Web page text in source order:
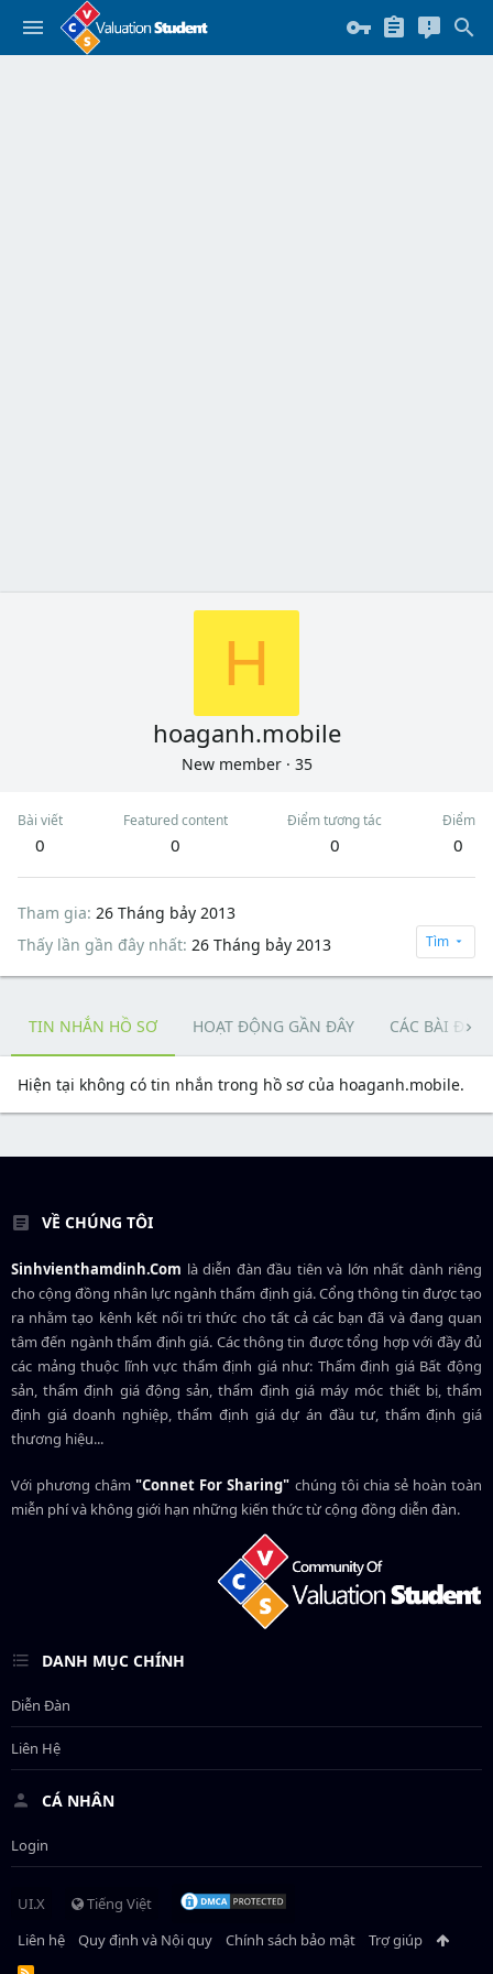
H
hoaganh.mobile
New member · 35
Bài viết
0
Featured content
0
Điểm tương tác
0
Điểm
0
Tham gia 26 Tháng bảy 2013
Thấy lần gần đây nhất 26 Tháng bảy 2013 Tìm
TIN NHẮN HỒ SƠ HOẠT ĐỘNG GẦN ĐÂY CÁC BÀI
Hiện tại không có tin nhắn trong hồ sơ của hoaganh.mobile.
VỀ CHÚNG TÔI
Sinhvienthamdinh.Com là diễn đàn đầu tiên và lớn nhất dành riêng
cho cộng đồng nhân lực ngànhthẩm định giá. Cổng thông tin được tạo
ra nhằm tạo kênh kết nối tri thức cho tất cả các bạn đã và đang quan
tâm đến ngành thẩm định giá. Các thông tin được tổng hợp với đầy đủ
các mảng thuộc lĩnh vực thẩm định giá như: Thẩm định giá Bất động
sản, thẩm định giá động sản, thẩm định giá máy móc thiết bị, thẩm
định giá doanh nghiệp, thẩm định giá dự án đầu tư, thẩm định giá
thương hiệu...
Với phương châm"Connet For Sharing" chúng tôi chia sẻ hoàn toàn
miễn phí và không giới hạn những kiến thức từ cộng đồng diễn đàn.
DANH MỤC CHÍNH
Diễn Đàn
Liên Hệ
CÁ NHÂN
Login
UI.X
Tiếng Việt
Liên hệ
Quy định và Nội quy Chính sách bảo mật Trợ giúp